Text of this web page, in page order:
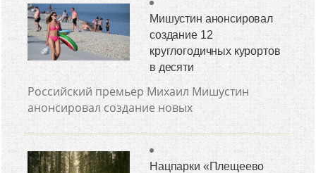
Мишустин анонсировал
создание 12
круглогодичных курортов
в десяти
Российский премьер Михаил Мишустин
анонсировал создание новых
Нацпарки «Плещеево